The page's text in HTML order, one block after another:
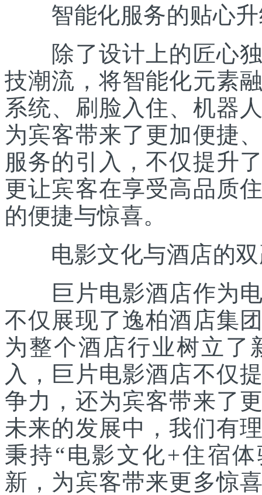
智能化服务的贴心升
除了设计上的匠心独
技潮流，将智能化元素
系统、刷脸入住、机器
为宾客带来了更加便捷
服务的引入，不仅提升
更让宾客在享受高品质
的便捷与惊喜。
电影文化与酒店的双
巨片电影酒店作为电
不仅展现了逸柏酒店集
为整个酒店行业树立了
入，巨片电影酒店不仅
争力，还为宾客带来了
未来的发展中，我们有
秉持“电影文化+住宿
新，为宾客带来更多惊